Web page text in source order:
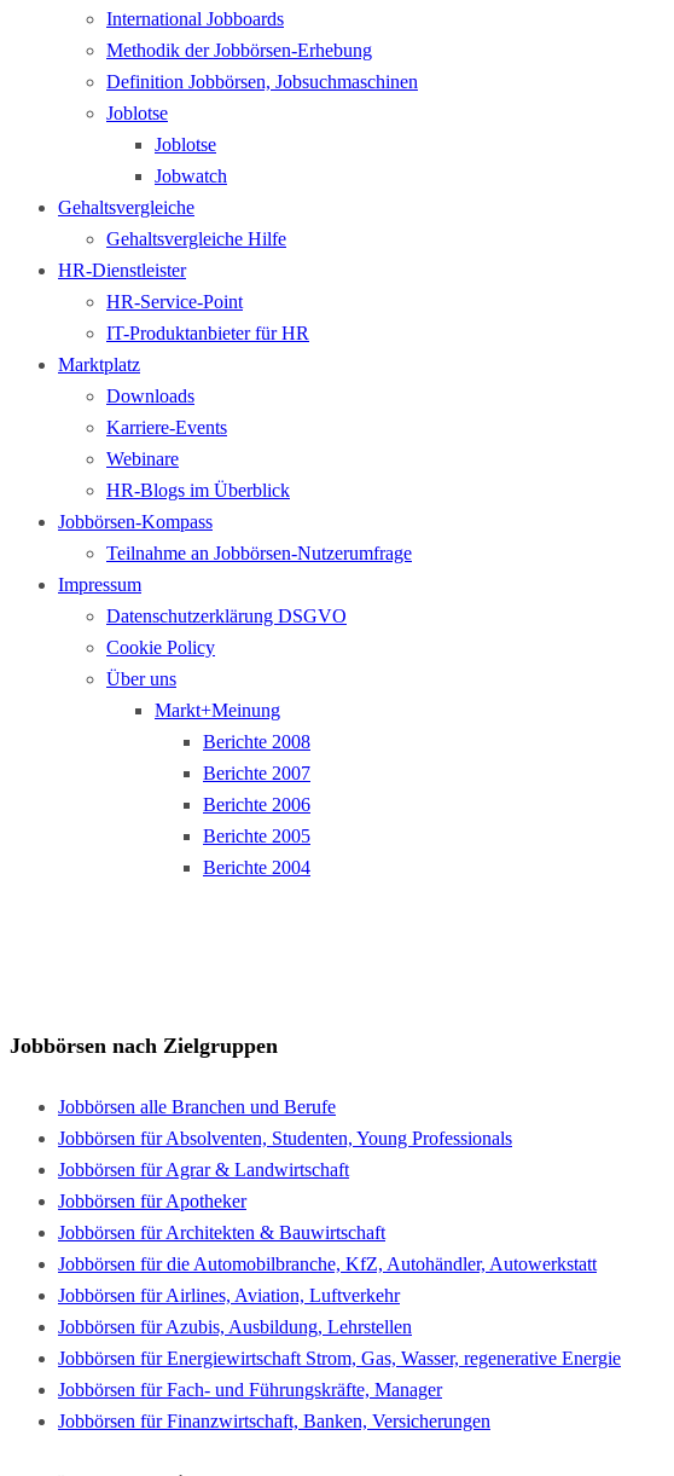
International Jobboards
Methodik der Jobbörsen-Erhebung
Definition Jobbörsen, Jobsuchmaschinen
Joblotse
Joblotse
Jobwatch
Gehaltsvergleiche
Gehaltsvergleiche Hilfe
HR-Dienstleister
HR-Service-Point
IT-Produktanbieter für HR
Marktplatz
Downloads
Karriere-Events
Webinare
HR-Blogs im Überblick
Jobbörsen-Kompass
Teilnahme an Jobbörsen-Nutzerumfrage
Impressum
Datenschutzerklärung DSGVO
Cookie Policy
Über uns
Markt+Meinung
Berichte 2008
Berichte 2007
Berichte 2006
Berichte 2005
Berichte 2004
Jobbörsen nach Zielgruppen
Jobbörsen alle Branchen und Berufe
Jobbörsen für Absolventen, Studenten, Young Professionals
Jobbörsen für Agrar & Landwirtschaft
Jobbörsen für Apotheker
Jobbörsen für Architekten & Bauwirtschaft
Jobbörsen für die Automobilbranche, KfZ, Autohändler, Autowerkstatt
Jobbörsen für Airlines, Aviation, Luftverkehr
Jobbörsen für Azubis, Ausbildung, Lehrstellen
Jobbörsen für Energiewirtschaft Strom, Gas, Wasser, regenerative Energie
Jobbörsen für Fach- und Führungskräfte, Manager
Jobbörsen für Finanzwirtschaft, Banken, Versicherungen